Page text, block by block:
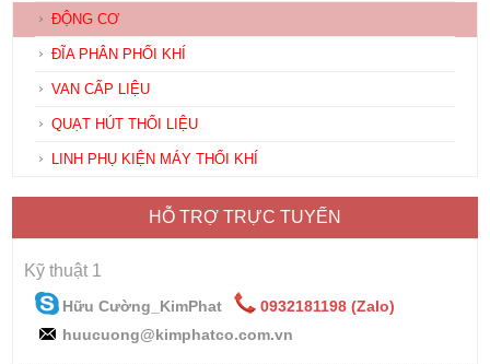
ĐỘNG CƠ
ĐĨA PHÂN PHỐI KHÍ
VAN CẤP LIỆU
QUẠT HÚT THỔI LIỆU
LINH PHỤ KIỆN MÁY THỔI KHÍ
HỖ TRỢ TRỰC TUYẾN
Kỹ thuật 1
Hữu Cường_KimPhat
0932181198 (Zalo)
huucuong@kimphatco.com.vn